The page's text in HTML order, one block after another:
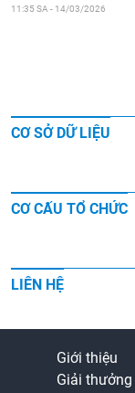
11:35 SA - 14/03/2026
CƠ SỞ DỮ LIỆU
CƠ CẤU TỔ CHỨC
LIÊN HỆ
Giới thiệu
Giải thưởng